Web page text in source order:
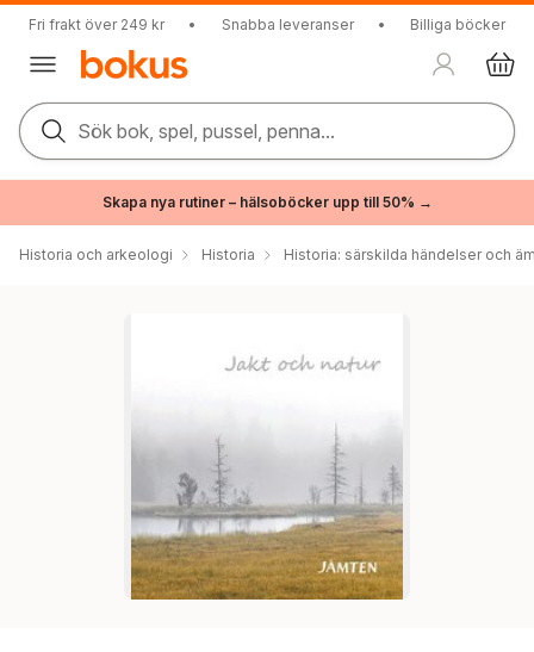
Fri frakt över 249 kr • Snabba leveranser • Billiga böcker
Sök bok, spel, pussel, penna...
Skapa nya rutiner – hälsoböcker upp till 50% →
Historia och arkeologi Historia Historia: särskilda händelser och